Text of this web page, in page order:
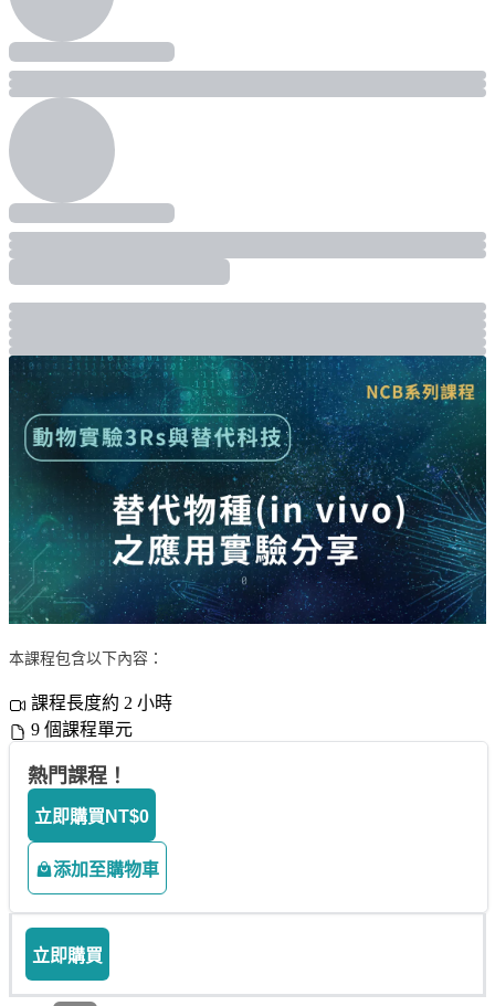
本課程包含以下內容：
課程長度約 2 小時
9 個課程單元
熱門課程！
立即購買 NT$0
添加至購物車
立即購買